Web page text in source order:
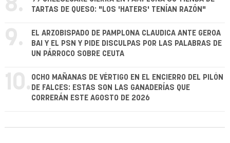
8.
TARTAS DE QUESO: "LOS 'HATERS' TENÍAN RAZÓN"
9.
EL ARZOBISPADO DE PAMPLONA CLAUDICA ANTE GEROA
BAI Y EL PSN Y PIDE DISCULPAS POR LAS PALABRAS DE
UN PÁRROCO SOBRE CEUTA
10. OCHO MAÑANAS DE VÉRTIGO EN EL ENCIERRO DEL PILÓN
DE FALCES: ESTAS SON LAS GANADERÍAS QUE
CORRERÁN ESTE AGOSTO DE 2026